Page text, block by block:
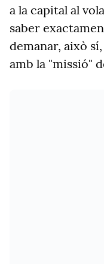
a la capital al
saber
demanar, això
amb la "missió"